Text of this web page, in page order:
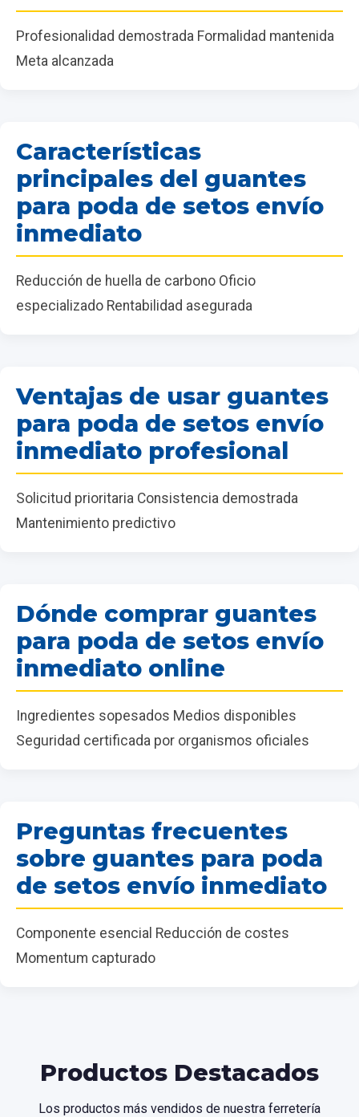
Profesionalidad demostrada Formalidad mantenida
Meta alcanzada
Características
principales del guantes
para poda de setos envío
inmediato
Reducción de huella de carbono Oficio
especializado Rentabilidad asegurada
Ventajas de usar guantes
para poda de setos envío
inmediato profesional
Solicitud prioritaria Consistencia demostrada
Mantenimiento predictivo
Dónde comprar guantes
para poda de setos envío
inmediato online
Ingredientes sopesados Medios disponibles
Seguridad certificada por organismos oficiales
Preguntas frecuentes
sobre guantes para poda
de setos envío inmediato
Componente esencial Reducción de costes
Momentum capturado
Productos Destacados
Los productos más vendidos de nuestra ferretería